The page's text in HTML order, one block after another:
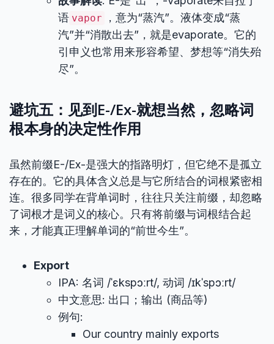
语 vapor
，意为“蒸汽”。液体变成“蒸
汽”并“消散出去”，就是evaporate。它的
引申义也常用来形容希望、梦想等“消失殆
尽”。
避坑五：见到E-/Ex-就想当然，忽略词
根本身的决定性作用
虽然前缀E-/Ex-是强大的指路明灯，但它绝不是孤立
存在的。它的具体含义总是与它所结合的词根紧密相
连。很多同学在背单词时，往往只关注前缀，却忽略
了词根才是词义的核心。只有将前缀与词根结合起
来，才能真正理解单词的“前世今生”。
Export
IPA: 名词 /ˈɛkspɔːrt/, 动词 /ɪkˈspɔːrt/
中文意思: 出口；输出 (商品等)
例句:
Our country mainly exports